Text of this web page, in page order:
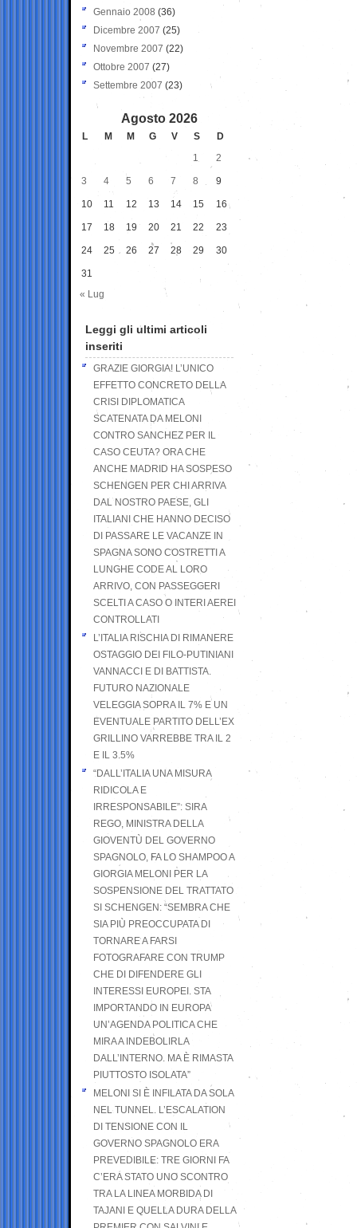
Gennaio 2008 (36)
Dicembre 2007 (25)
Novembre 2007 (22)
Ottobre 2007 (27)
Settembre 2007 (23)
Agosto 2026
L M M G V S
D
1
2
3 4 5 6 7 8 9
10 11 12 13 14 15 16
17 18 19 20 21 22 23
24 25 26 27 28 29 30
31
« Lug
Leggi gli ultimi articoli
inseriti
GRAZIE GIORGIA! L’UNICO
EFFETTO CONCRETO DELLA
CRISI DIPLOMATICA
SCATENATA DA MELONI
CONTRO SANCHEZ PER IL
CASO CEUTA? ORA CHE
ANCHE MADRID HA SOSPESO
SCHENGEN PER CHI ARRIVA
DAL NOSTRO PAESE, GLI
ITALIANI CHE HANNO DECISO
DI PASSARE LE VACANZE IN
SPAGNA SONO COSTRETTI A
LUNGHE CODE AL LORO
ARRIVO, CON PASSEGGERI
SCELTI A CASO O INTERI AEREI
CONTROLLATI
L’ITALIA RISCHIA DI RIMANERE
OSTAGGIO DEI FILO-PUTINIANI
VANNACCI E DI BATTISTA.
FUTURO NAZIONALE
VELEGGIA SOPRA IL 7% E UN
EVENTUALE PARTITO DELL’EX
GRILLINO VARREBBE TRA IL 2
E IL 3.5%
“DALL’ITALIA UNA MISURA
RIDICOLA E
IRRESPONSABILE”: SIRA
REGO, MINISTRA DELLA
GIOVENTÙ DEL GOVERNO
SPAGNOLO, FA LO SHAMPOO A
GIORGIA MELONI PER LA
SOSPENSIONE DEL TRATTATO
SI SCHENGEN: “SEMBRA CHE
SIA PIÙ PREOCCUPATA DI
TORNARE A FARSI
FOTOGRAFARE CON TRUMP
CHE DI DIFENDERE GLI
INTERESSI EUROPEI. STA
IMPORTANDO IN EUROPA
UN’AGENDA POLITICA CHE
MIRA A INDEBOLIRLA
DALL’INTERNO. MA È RIMASTA
PIUTTOSTO ISOLATA”
MELONI SI È INFILATA DA SOLA
NEL TUNNEL. L’ESCALATION
DI TENSIONE CON IL
GOVERNO SPAGNOLO ERA
PREVEDIBILE: TRE GIORNI FA
C’ERA STATO UNO SCONTRO
TRA LA LINEA MORBIDA DI
TAJANI E QUELLA DURA DELLA